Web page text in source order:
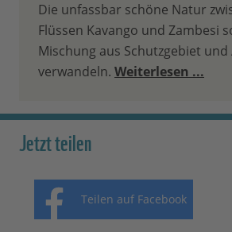
Die unfassbar schöne Natur
Flüssen Kavango und Zambesi
Mischung aus Schutzgebiet
verwandeln. Weiterlesen ...
Jetzt teilen
Teilen auf Facebook